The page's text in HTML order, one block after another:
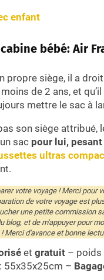
enfant
bébé: Air
propre siège, il a
de 2 ans, et
mettre le sac à
pas son siège
sac pour lui,
ultras
votre voyage ! Merci pour
de votre voyage est
une petite commission
et de m'appuyer pour
Merci d'avance et bonne
et gratuit – poids
: 55x35x25cm –